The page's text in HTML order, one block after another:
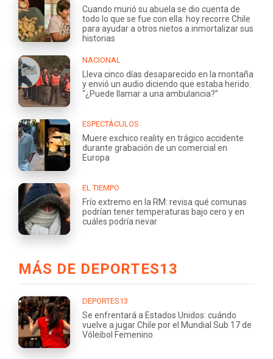
Cuando murió su abuela se dio cuenta de
todo lo que se fue con ella: hoy recorre Chile
para ayudar a otros nietos a inmortalizar sus
historias
NACIONAL
Lleva cinco días desaparecido en la montaña
y envió un audio diciendo que estaba herido:
“¿Puede llamar a una ambulancia?”
ESPECTÁCULOS
Muere exchico reality en trágico accidente
durante grabación de un comercial en
Europa
EL TIEMPO
Frío extremo en la RM: revisa qué comunas
podrían tener temperaturas bajo cero y en
cuáles podría nevar
MÁS DE DEPORTES13
DEPORTES13
Se enfrentará a Estados Unidos: cuándo
vuelve a jugar Chile por el Mundial Sub 17 de
Vóleibol Femenino